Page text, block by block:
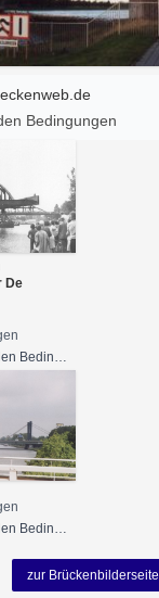
Bedingungen
De
Nutzung gemäß den Bedingungen
Nutzung gemäß den Bedingungen
zur Brückenbilderseite